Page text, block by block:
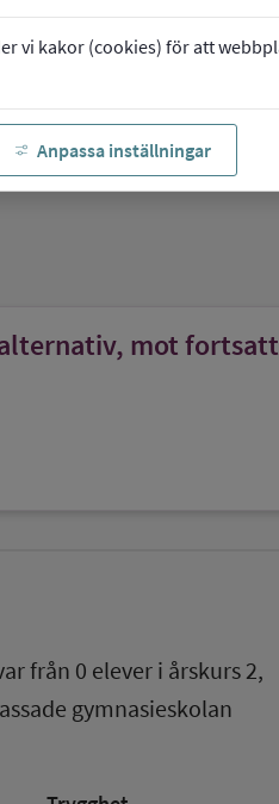
vi kakor (cookies) för att
Anpassa inställningar
mot
från 0 elever i årskurs 2,
gymnasieskolan